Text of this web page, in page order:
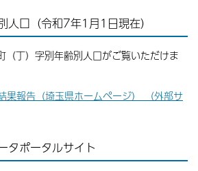
人口（令和7年1月1日現在）
丁）字別年齢別人口がご覧いただけま
果報告（埼玉県ホームページ） （外部サ
タポータルサイト